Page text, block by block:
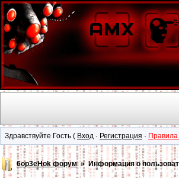
Здравствуйте Гость ( Вход · Регистрация ·
6op3eHok форум» Информация о